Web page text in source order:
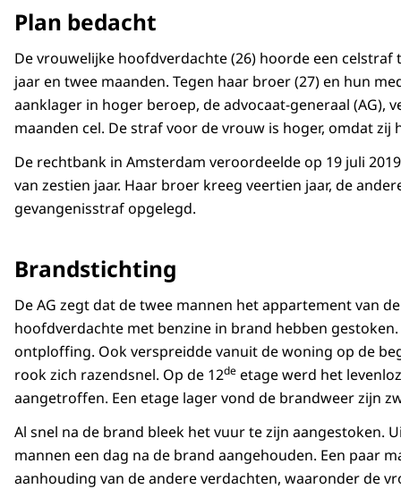
Plan bedacht
De vrouwelijke hoofdverdachte (26) hoorde een celstraf
jaar en twee maanden. Tegen haar broer (27) en hun
aanklager in hoger beroep, de advocaat-generaal (AG),
maanden cel. De straf voor de vrouw is hoger, omdat zij
De rechtbank in Amsterdam veroordeelde op 19 juli
van zestien jaar. Haar broer kreeg veertien jaar, de
gevangenisstraf opgelegd.
Brandstichting
De AG zegt dat de twee mannen het appartement van
hoofdverdachte met benzine in brand hebben
ontploffing. Ook verspreidde vanuit de woning op de
rook zich razendsnel. Op de 12de etage werd het
aangetroffen. Een etage lager vond de brandweer zijn
Al snel na de brand bleek het vuur te zijn aangestoken.
mannen een dag na de brand aangehouden. Een paar
aanhouding van de andere verdachten, waaronder de